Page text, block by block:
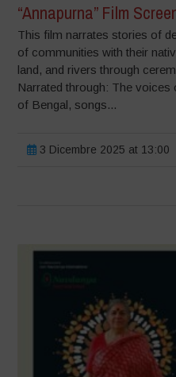
“Annapurna” Film
This film narrates stories of
of communities with their
land, and rivers through
Narrated through: The
of Bengal, songs...
3 Dicembre 2025 at 13:00